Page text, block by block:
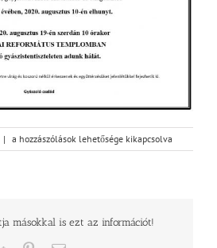
| Gyászjelentés
bejegyzéshez
a hozzászólások lehetősége kikapcsolva
másokkal is ezt az információt!